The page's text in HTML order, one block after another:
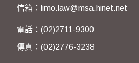
信箱：limo.law@msa.hinet.net
電話：(02)2711-9300
傳真：(02)2776-3238